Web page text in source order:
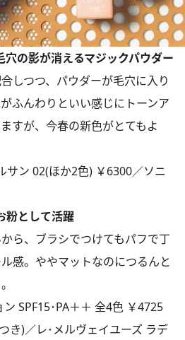
の影が消えるマジックパウダー
しつつ、パウダーが毛穴に入り
ふんわりといい感じにトーンア
すが、今春の新色がとてもよ
サン 02(ほか2色) ￥6300／ソニ
粉として活躍
ら、ブラシでつけてもパフで丁
感。ややマットなのにつるんと
SPF15･PA＋＋ 全4色 ￥4725
き)／レ･メルヴェイユーズ ラデ